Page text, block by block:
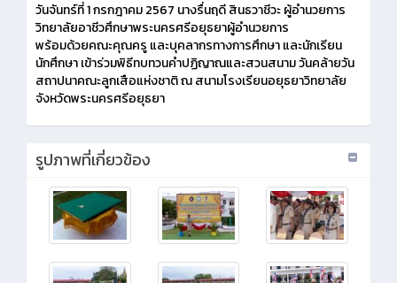
วันจันทร์ที่ 1 กรกฎาคม 2567 นางรื่นฤดี สินธวาชีวะ ผู้อำนวยการ
วิทยาลัยอาชีวศึกษาพระนครศรีอยุธยาผู้อำนวยการ
พร้อมด้วยคณะคุณครู และบุคลากรทางการศึกษา และนักเรียน
นักศึกษา เข้าร่วมพิธีทบทวนคำปฏิญาณและสวนสนาม วันคล้ายวัน
สถาปนาคณะลูกเสือแห่งชาติ ณ สนามโรงเรียนอยุธยาวิทยาลัย
จังหวัดพระนครศรีอยุธยา
รูปภาพที่เกี่ยวข้อง